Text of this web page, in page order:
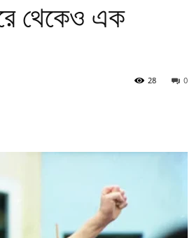
থেকেও এক
0
28